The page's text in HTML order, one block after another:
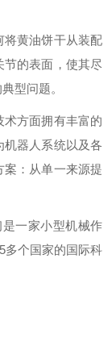
将黄油饼干从装配
的表面，使其尽
型问题。
方面拥有丰富的
器人系统以及各
：从单一来源提
一家小型机械作
多个国家的国际科